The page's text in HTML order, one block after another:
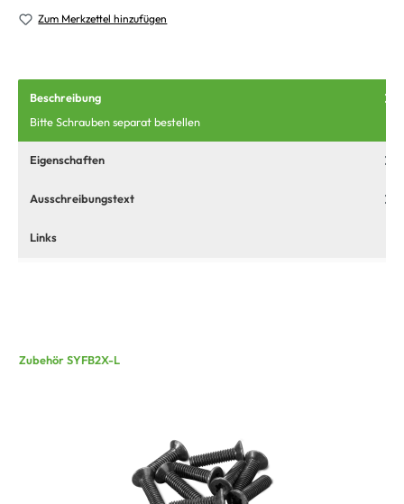
Zum Merkzettel hinzufügen
Beschreibung
Bitte Schrauben separat bestellen
Eigenschaften
Ausschreibungstext
Links
Zubehör SYFB2X-L